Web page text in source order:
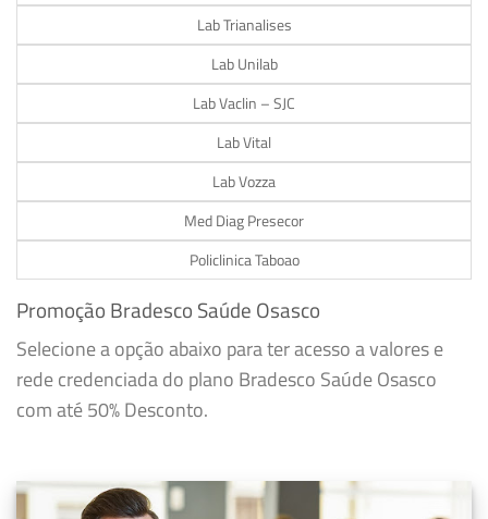
Lab Trianalises
Lab Unilab
Lab Vaclin – SJC
Lab Vital
Lab Vozza
Med Diag Presecor
Policlinica Taboao
Promoção Bradesco Saúde Osasco
Selecione a opção abaixo para ter acesso a valores e
rede credenciada do plano Bradesco Saúde Osasco
com até 50% Desconto.